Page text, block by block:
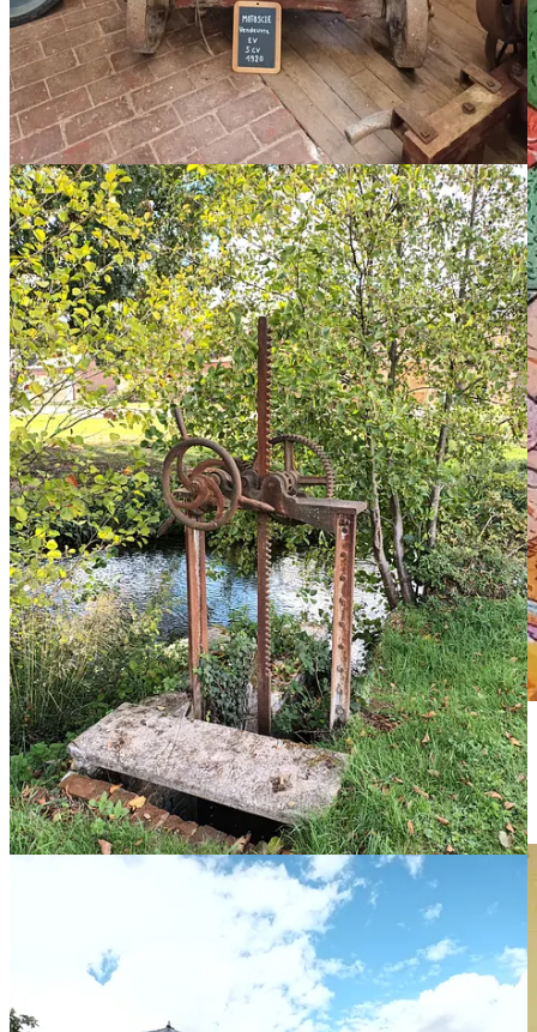
Petit dessin automnal qui date de deux ou trois ans. Je m’étais bien
amusée avec mes feutres et mes stylos. Malheureusement, la photo a
mangé quelques nuances du dessin.